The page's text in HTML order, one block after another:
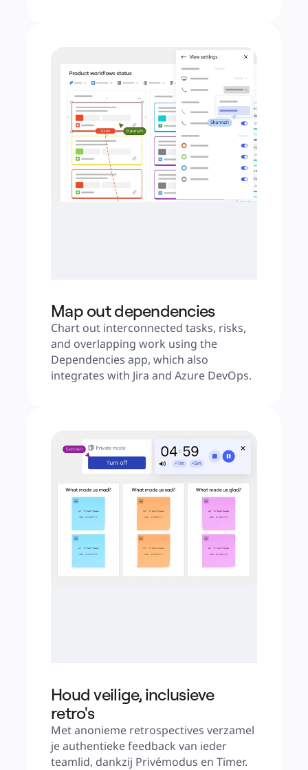
Map out dependencies
Chart out interconnected tasks, risks,
and overlapping work using the
Dependencies app, which also
integrates with Jira and Azure DevOps.
Houd veilige, inclusieve
retro's
Met anonieme retrospectives verzamel
je authentieke feedback van ieder
teamlid, dankzij Privémodus en Timer.